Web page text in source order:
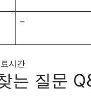
–
시간
는 질문